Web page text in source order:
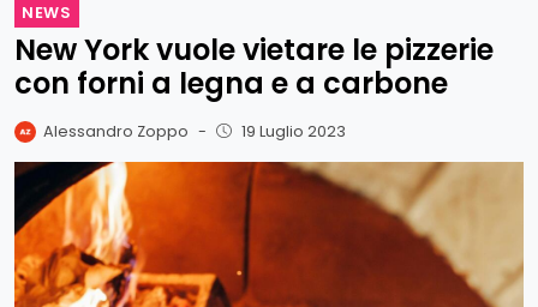
NEWS
New York vuole vietare le pizzerie
con forni a legna e a carbone
Alessandro Zoppo - 19 Luglio 2023